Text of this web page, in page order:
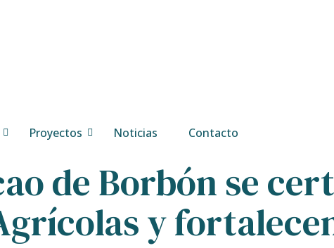
Proyectos Noticias Contacto
de Borbón se
y